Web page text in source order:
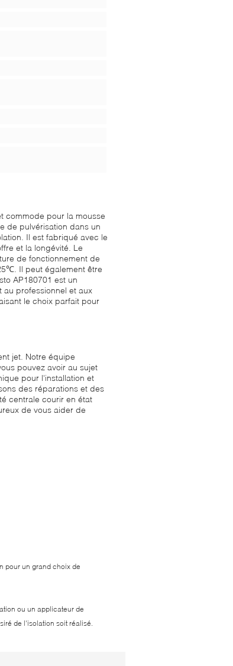
commode pour la mousse
de pulvérisation dans un
Il est fabriqué avec le
et la longévité. Le
de fonctionnement de
Il peut également être
AP180701 est un
professionnel et aux
le choix parfait pour
jet. Notre équipe
pouvez avoir au sujet
pour l'installation et
des réparations et des
centrale courir en état
de vous aider de
pour un grand choix de
ou un applicateur de
de l'isolation soit réalisé.